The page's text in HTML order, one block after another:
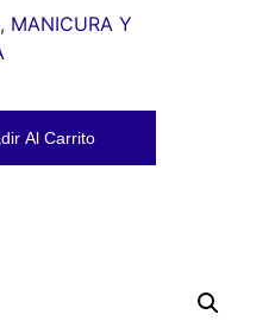
, MANICURA Y
Al Carrito